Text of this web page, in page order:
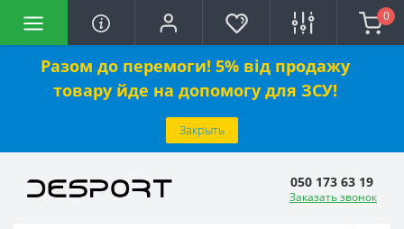
Разом до перемоги! 5% від продажу
товару йде на допомогу для ЗСУ!
Закрыть
0
050 173 63 19
Заказать звонок